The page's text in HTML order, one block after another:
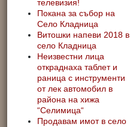
телевизия!
Покана за събор на
Село Кладница
Витошки напеви 2018 в
село Кладница
Неизвестни лица
откраднаха таблет и
раница с инструменти
от лек автомобил в
района на хижа
“Селимица“
Продавам имот в село